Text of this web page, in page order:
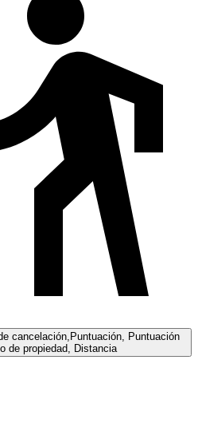
cancelación,Puntuación, Puntuación
de propiedad, Distancia